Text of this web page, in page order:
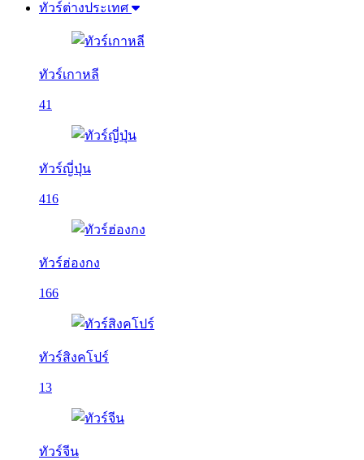
ทัวร์ต่างประเทศ
ทัวร์เกาหลี
41
ทัวร์ญี่ปุ่น
416
ทัวร์ฮ่องกง
166
ทัวร์สิงคโปร์
13
ทัวร์จีน